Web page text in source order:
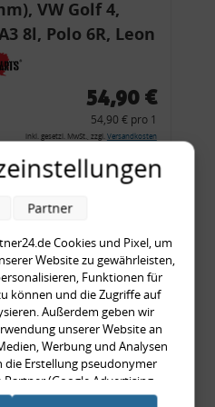
VW Golf 4,
8l, Polo 6R, Leon
54,90 €
54,90 € pro 1
inkl. gesetzl. MwSt., zzgl. Versandkosten
mit
rot, US-Ecken,
Cabrio, Typ 89,
8G0945225 +
999,99 €
Cookies und Pixel, um
Website zu gewährleisten,
Funktionen für
können und die Zugriffe auf
Außerdem geben wir
unserer Website an
Werbung und Analysen
die Erstellung pseudonymer
(Google Advertising
möglicherweise mit
Partner